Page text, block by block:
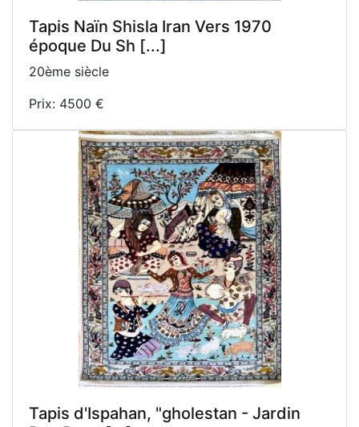
Tapis Naïn Shisla Iran Vers 1970
époque Du Sh [...]
20ème siècle
Prix: 4500 €
Tapis d'Ispahan, "gholestan - Jardin